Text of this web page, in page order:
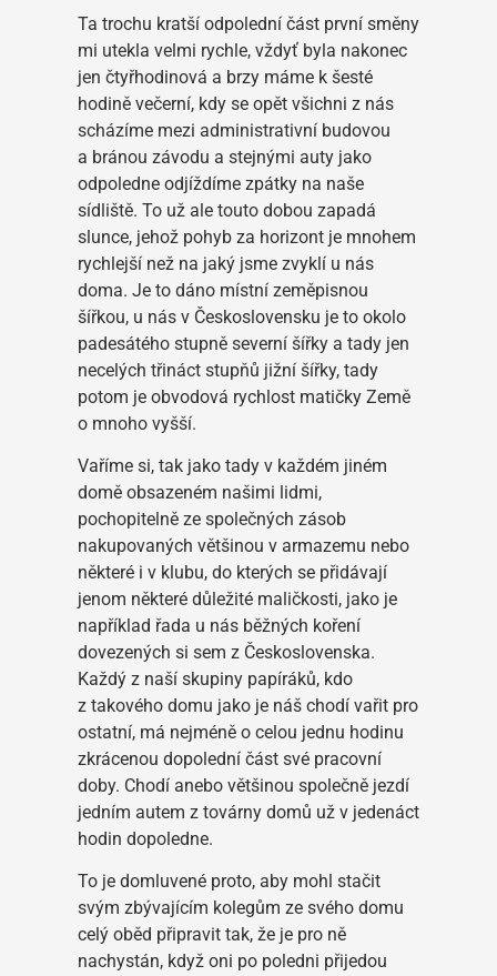
Ta trochu kratší odpolední část první směny
mi utekla velmi rychle, vždyť byla nakonec
jen čtyřhodinová a brzy máme k šesté
hodině večerní, kdy se opět všichni z nás
scházíme mezi administrativní budovou
a bránou závodu a stejnými auty jako
odpoledne odjíždíme zpátky na naše
sídliště. To už ale touto dobou zapadá
slunce, jehož pohyb za horizont je mnohem
rychlejší než na jaký jsme zvyklí u nás
doma. Je to dáno místní zeměpisnou
šířkou, u nás v Československu je to okolo
padesátého stupně severní šířky a tady jen
necelých třináct stupňů jižní šířky, tady
potom je obvodová rychlost matičky Země
o mnoho vyšší.
Vaříme si, tak jako tady v každém jiném
domě obsazeném našimi lidmi,
pochopitelně ze společných zásob
nakupovaných většinou v armazemu nebo
některé i v klubu, do kterých se přidávají
jenom některé důležité maličkosti, jako je
například řada u nás běžných koření
dovezených si sem z Československa.
Každý z naší skupiny papíráků, kdo
z takového domu jako je náš chodí vařit pro
ostatní, má nejméně o celou jednu hodinu
zkrácenou dopolední část své pracovní
doby. Chodí anebo většinou společně jezdí
jedním autem z továrny domů už v jedenáct
hodin dopoledne.
To je domluvené proto, aby mohl stačit
svým zbývajícím kolegům ze svého domu
celý oběd připravit tak, že je pro ně
nachystán, když oni po poledni přijedou